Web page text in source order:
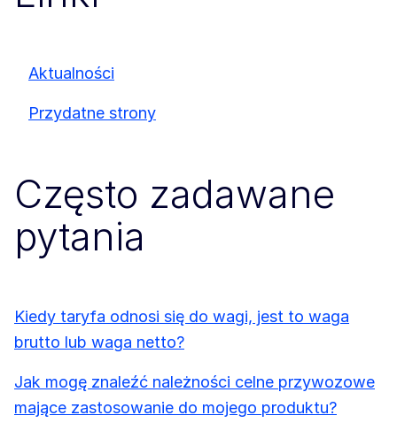
Aktualności
Przydatne strony
Często zadawane
pytania
Kiedy taryfa odnosi się do wagi, jest to waga
brutto lub waga netto?
Jak mogę znaleźć należności celne przywozowe
mające zastosowanie do mojego produktu?